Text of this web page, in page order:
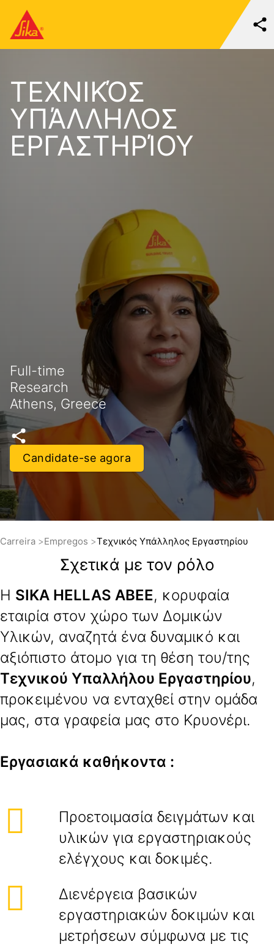
ΤΕΧΝΙΚΌΣ
ΥΠΆΛΛΗΛΟΣ
ΕΡΓΑΣΤΗΡΊΟΥ
Full-time
Research
Athens, Greece
Candidate-se agora
Carreira Empregos Τεχνικός Υπάλληλος Εργαστηρίου
Σχετικά με τον ρόλο
Η SIKA HELLAS ABEE, κορυφαία
εταιρία στον χώρο των Δομικών
Υλικών, αναζητά ένα δυναμικό και
αξιόπιστο άτομο για τη θέση του/της
Τεχνικού Υπαλλήλου Εργαστηρίου,
προκειμένου να ενταχθεί στην ομάδα
μας, στα γραφεία μας στο Κρυονέρι.
Eργασιακά καθήκοντα :
Προετοιμασία δειγμάτων και
υλικών για εργαστηριακούς
ελέγχους και δοκιμές.
Διενέργεια βασικών
εργαστηριακών δοκιμών και
μετρήσεων σύμφωνα με τις